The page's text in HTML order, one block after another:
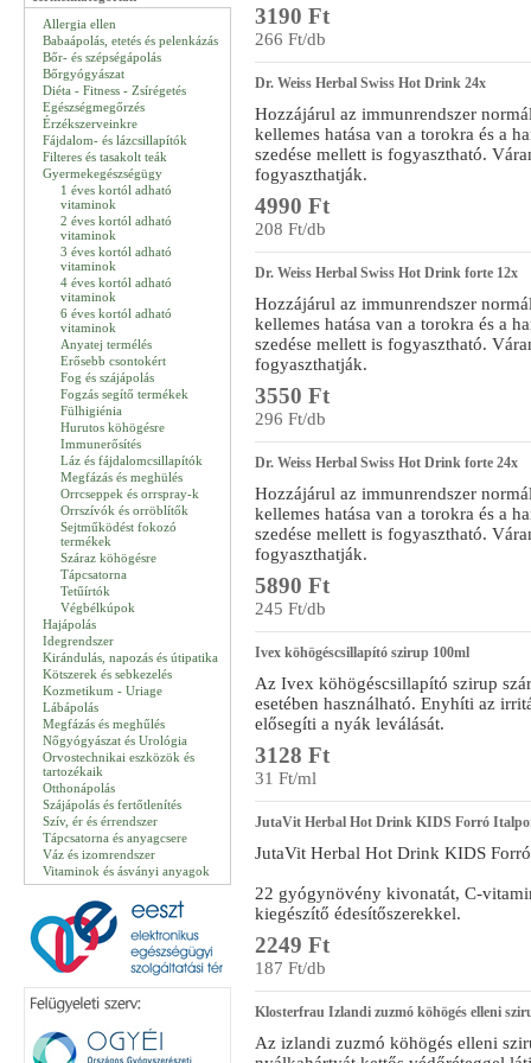
Allergia ellen
Babaápolás, etetés és pelenkázás
Bőr- és szépségápolás
Bőrgyógyászat
Diéta - Fitness - Zsírégetés
Egészségmegőrzés
Érzékszerveinkre
Fájdalom- és lázcsillapítók
Filteres és tasakolt teák
Gyermekegészségügy
1 éves kortól adható
vitaminok
2 éves kortól adható
vitaminok
3 éves kortól adható
vitaminok
4 éves kortól adható
vitaminok
6 éves kortól adható
vitaminok
Anyatej termélés
Erősebb csontokért
Fog és szájápolás
Fogzás segítő termékek
Fülhigiénia
Hurutos köhögésre
Immunerősítés
Láz és fájdalomcsillapítók
Megfázás és meghülés
Orrcseppek és orrspray-k
Orrszívók és orröblítők
Sejtműködést fokozó
termékek
Száraz köhögésre
Tápcsatorna
Tetűírtók
Végbélkúpok
Hajápolás
Idegrendszer
Kirándulás, napozás és útipatika
Kötszerek és sebkezelés
Kozmetikum - Uriage
Lábápolás
Megfázás és meghűlés
Nőgyógyászat és Urológia
Orvostechnikai eszközök és
tartozékaik
Otthonápolás
Szájápolás és fertőtlenítés
Szív, ér és érrendszer
Tápcsatorna és anyagcsere
Váz és izomrendszer
Vitaminok és ásványi anyagok
3190 Ft
266 Ft/db
Dr. Weiss Herbal Swiss Hot Drink 24x
Hozzájárul az immunrendszer
kellemes hatása van a torokra és a
szedése mellett is fogyasztható.
fogyaszthatják.
4990 Ft
208 Ft/db
Dr. Weiss Herbal Swiss Hot Drink forte 12x
Hozzájárul az immunrendszer
kellemes hatása van a torokra és a
szedése mellett is fogyasztható.
fogyaszthatják.
3550 Ft
296 Ft/db
Dr. Weiss Herbal Swiss Hot Drink forte 24x
Hozzájárul az immunrendszer
kellemes hatása van a torokra és a
szedése mellett is fogyasztható.
fogyaszthatják.
5890 Ft
245 Ft/db
Ivex köhögéscsillapító szirup 100ml
Az Ivex köhögéscsillapító szirup
esetében használható. Enyhíti az
elősegíti a nyák leválását.
3128 Ft
31 Ft/ml
JutaVit Herbal Hot Drink KIDS Forró
JutaVit Herbal Hot Drink KIDS
22 gyógynövény kivonatát, C-
kiegészítő édesítőszerekkel.
2249 Ft
187 Ft/db
Klosterfrau Izlandi zuzmó köhögés elleni
Az izlandi zuzmó köhögés elleni